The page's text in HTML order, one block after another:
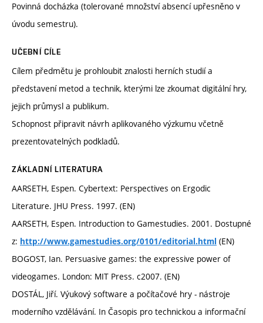
Povinná docházka (tolerované množství absencí upřesněno v
úvodu semestru).
UČEBNÍ CÍLE
Cílem předmětu je prohloubit znalosti herních studií a
představení metod a technik, kterými lze zkoumat digitální hry,
jejich průmysl a publikum.
Schopnost připravit návrh aplikovaného výzkumu včetně
prezentovatelných podkladů.
ZÁKLADNÍ LITERATURA
AARSETH, Espen. Cybertext: Perspectives on Ergodic
Literature. JHU Press. 1997. (EN)
AARSETH, Espen. Introduction to Gamestudies. 2001. Dostupné
z: http://www.gamestudies.org/0101/editorial.html (EN)
BOGOST, Ian. Persuasive games: the expressive power of
videogames. London: MIT Press. c2007. (EN)
DOSTÁL, Jiří. Výukový software a počítačové hry - nástroje
moderního vzdělávání. In Časopis pro technickou a informační